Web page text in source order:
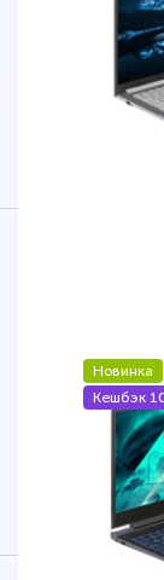
Новинка
Кешбэк